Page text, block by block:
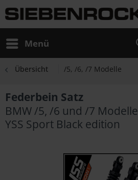
Menü
Übersicht /5, /6, /7 Modelle
Federbein Satz
BMW /5, /6 und /7 Modelle
YSS Sport Black edition